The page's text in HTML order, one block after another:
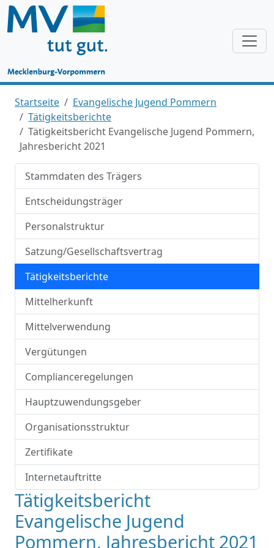
Startseite
Evangelische Jugend Pommern
Tätigkeitsberichte
Tätigkeitsbericht Evangelische Jugend Pommern,
Jahresbericht 2021
Stammdaten des Trägers
Entscheidungsträger
Personalstruktur
Satzung/Gesellschaftsvertrag
Tätigkeitsberichte
Mittelherkunft
Mittelverwendung
Vergütungen
Complianceregelungen
Hauptzuwendungsgeber
Organisationsstruktur
Zertifikate
Internetauftritte
Tätigkeitsbericht
Evangelische Jugend
Pommern, Jahresbericht 2021